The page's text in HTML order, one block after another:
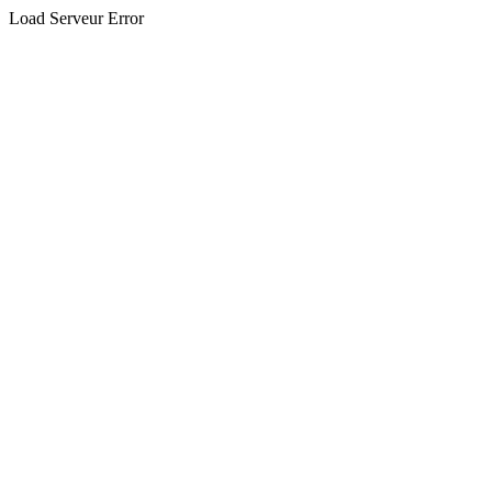
Load Serveur Error